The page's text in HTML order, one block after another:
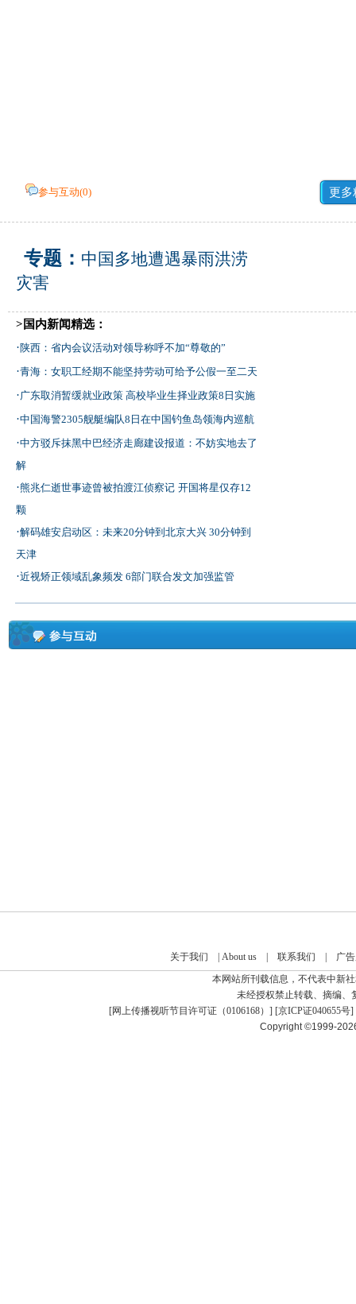
参与互动(0) 更多
专题： 中国多地遭遇暴雨洪涝
灾害
>国内新闻精选：
·陕西：省内会议活动对领导称呼不加“尊敬的”
·青海：女职工经期不能坚持劳动可给予公假一至二天
·广东取消暂缓就业政策 高校毕业生择业政策8日实施
·中国海警2305舰艇编队8日在中国钓鱼岛领海内巡航
·中方驳斥抹黑中巴经济走廊建设报道：不妨实地去了
解
·熊兆仁逝世事迹曾被拍渡江侦察记 开国将星仅存12
颗
·解码雄安启动区：未来20分钟到北京大兴 30分钟到
天津
·近视矫正领域乱象频发 6部门联合发文加强监管
关于我们 | About us| 联系我们 |
广
本网站所刊载信息，不代表中新
未经授权禁止转载、摘编、
[网上传播视听节目许可证（0106168） ] [京ICP证040655号]
Copyright ©1999-